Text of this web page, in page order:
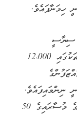
ހިމަނާފައެވެ.
ސިޔާސީ
މުވައްޒަފުންގެ އިތުރުން ސަރުކާރު ކުންފުނިތަކުގައި 12،000
ވަނީ ނިންމައިފައެވެ.
އަދި، ރައީސް މުއިއްޒު ވަނީ އެ މަނިކުފާނުގެ މުސާރައިގެ 50